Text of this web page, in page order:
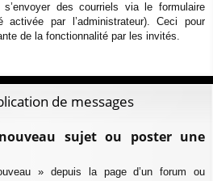
des courriels via le formulaire
par l’administrateur). Ceci pour
de la fonctionnalité par les invités.
de messages
sujet ou poster une
» depuis la page d’un forum ou